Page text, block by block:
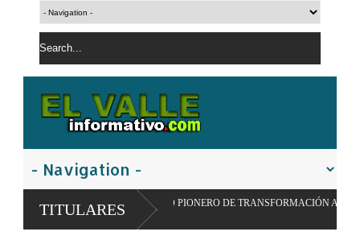
TITULARES
MODELO PIONERO DE TRANSFORMACIÓN ALIMENTARIA Y REDES